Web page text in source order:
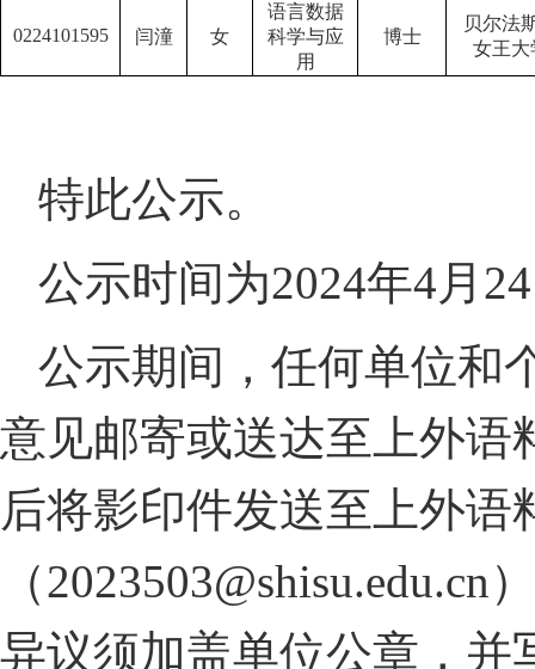
0224101595 闫潼 女
语言数据
科学与应
用
博士
贝尔法
女王大
特此公示。
公示时间为2024年4月 24
公示期间，任何单位和
意见邮寄或送达至上外语
后将影印件发送至上外
（2023503@shisu.edu.cn
异议须加盖单位公章，并